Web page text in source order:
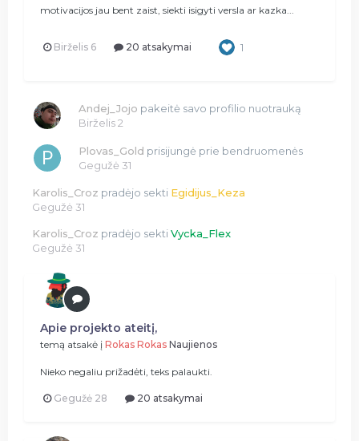
motivacijos jau bent zaist, siekti isigyti versla ar kazka...
Birželis 6 20 atsakymai 1
Andej_Jojo pakeitė savo profilio nuotrauką
Birželis 2
Plovas_Gold prisijungė prie bendruomenės
Gegužė 31
Karolis_Croz pradėjo sekti Egidijus_Keza
Gegužė 31
Karolis_Croz pradėjo sektiVycka_Flex
Gegužė 31
Apie projekto ateitį,
temą atsakė į Rokas Rokas Naujienos
Nieko negaliu prižadėti, teks palaukti.
Gegužė 28 20 atsakymai